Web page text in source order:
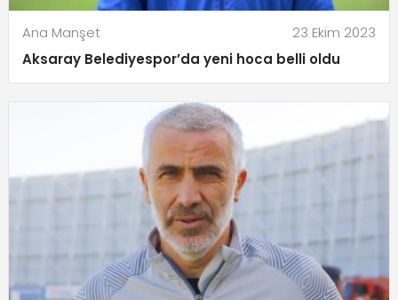
Ana Manşet
23 Ekim 2023
Aksaray Belediyespor’da yeni hoca belli oldu